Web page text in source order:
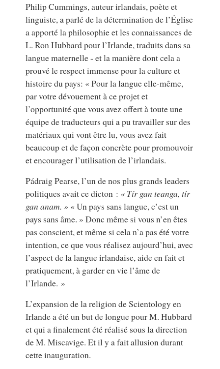
Philip Cummings, auteur irlandais, poète et
linguiste, a parlé de la détermination de l’Église
a apporté la philosophie et les connaissances de
L. Ron Hubbard pour l’Irlande, traduits dans sa
langue maternelle - et la manière dont cela a
prouvé le respect immense pour la culture et
histoire du pays: « Pour la langue elle-même,
par votre dévouement à ce projet et
l’opportunité que vous avez offert à toute une
équipe de traducteurs qui a pu travailler sur des
matériaux qui vont être lu, vous avez fait
beaucoup et de façon concrète pour promouvoir
et encourager l’utilisation de l’irlandais.
Pádraig Pearse, l’un de nos plus grands leaders
politiques avait ce dicton : « Tír gan teanga, tír
gan anam. » « Un pays sans langue, c’est un
pays sans âme. » Donc même si vous n’en êtes
pas conscient, et même si cela n’a pas été votre
intention, ce que vous réalisez aujourd’hui, avec
l’aspect de la langue irlandaise, aide en fait et
pratiquement, à garder en vie l’âme de
l’Irlande. »
L’expansion de la religion de Scientology en
Irlande a été un but de longue pour M. Hubbard
et qui a finalement été réalisé sous la direction
de M. Miscavige. Et il y a fait allusion durant
cette inauguration.